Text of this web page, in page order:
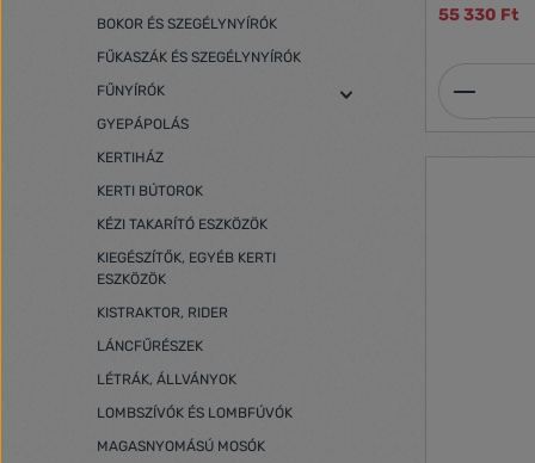
BOKOR ÉS SZEGÉLYNYÍRÓK
FŰKASZÁK ÉS SZEGÉLYNYÍRÓK
FŰNYÍRÓK
GYEPÁPOLÁS
KERTIHÁZ
KERTI BÚTOROK
KÉZI TAKARÍTÓ ESZKÖZÖK
KIEGÉSZÍTŐK, EGYÉB KERTI
ESZKÖZÖK
KISTRAKTOR, RIDER
LÁNCFŰRÉSZEK
LÉTRÁK, ÁLLVÁNYOK
LOMBSZÍVÓK ÉS LOMBFÚVÓK
MAGASNYOMÁSÚ MOSÓK
Robusztus
érdekében •
elektromos
könnyen
gyorsan és
amint
kapcsolót.
munka
Az
kényelmes
tárolást
ezáltal
:1500 W •
20 cm •
55 330 Ft